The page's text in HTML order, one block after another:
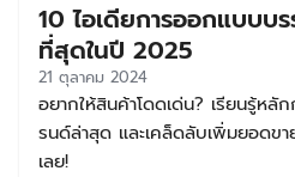
10 ไอเดียการออกแบบ
ที่สุดในปี 2025
21 ตุลาคม 2024
อยากให้สินค้าโดดเด่น? เรียนรู้ห
รนด์ล่าสุด และเคล็ดลับเพิ่มยอดข
เลย!